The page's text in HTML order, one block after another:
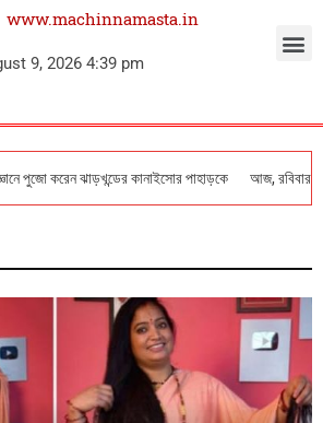
www.machinnamasta.in
9, 2026 4:39 pm
পাহাড়কে আজ, রবিবার, ০৯ অগস্ট–এই দিনটির আপনার